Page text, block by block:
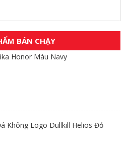
BÁN CHẠY
Honor Màu Navy
Không Logo Dullkill Helios Đỏ